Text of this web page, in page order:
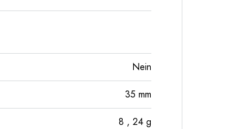
Nein
35 mm
8 , 24 g